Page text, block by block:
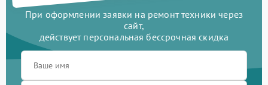
При оформлении заявки на ремонт техники через
сайт,
действует персональная бессрочная скидка